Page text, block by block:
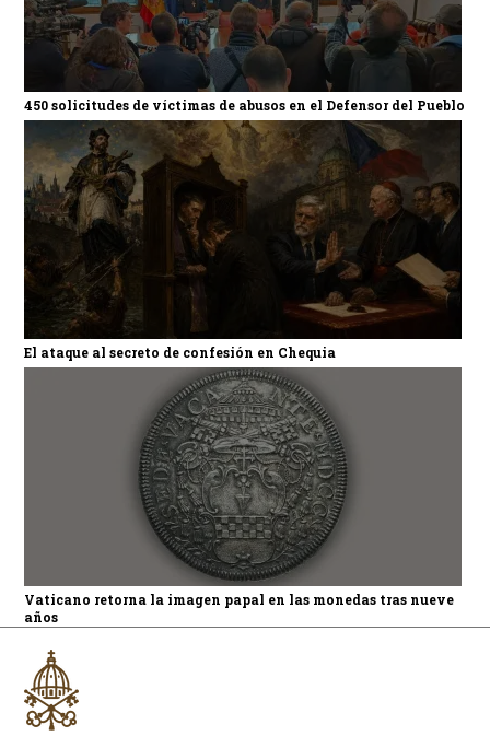
450 solicitudes de víctimas de abusos en el Defensor del Pueblo
El ataque al secreto de confesión en Chequia
Vaticano retorna la imagen papal en las monedas tras nueve
años